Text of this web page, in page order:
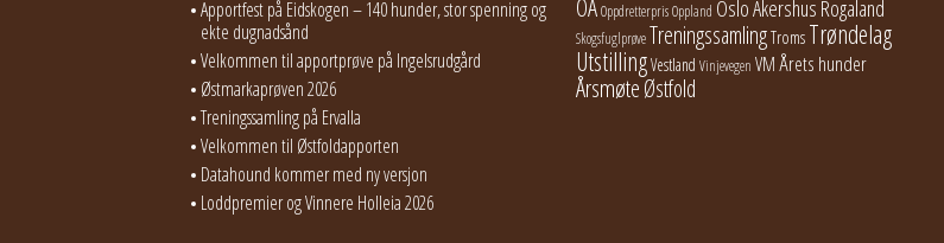
Apportfest på Eidskogen – 140 hunder, stor spenning og
ekte dugnadsånd
Velkommen til apportprøve på Ingelsrudgård
Østmarkaprøven 2026
Treningssamling på Ervalla
Velkommen til Østfoldapporten
Datahound kommer med ny versjon
Loddpremier og Vinnere Holleia 2026
OppdretterprisOppland Oslo Akershus Rogaland
SkogsfuglprøveTreningssamlingTroms Trøndelag
UtstillingVestland Vinjevegen VMÅrets hunder
ÅrsmøteØstfold